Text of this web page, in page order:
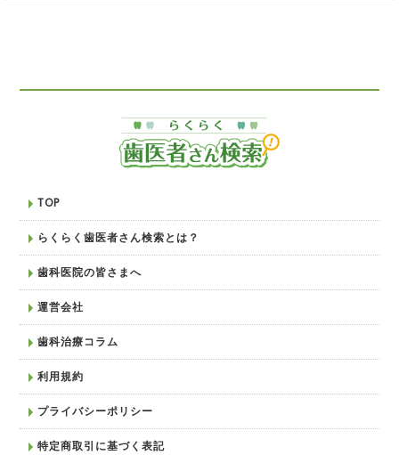
TOP
らくらく歯医者さん検索とは？
歯科医院の皆さまへ
運営会社
歯科治療コラム
利用規約
プライバシーポリシー
特定商取引に基づく表記